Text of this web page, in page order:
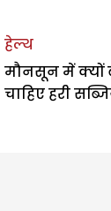
हेल्थ
मौनसून में क्यों
चाहिए हरी